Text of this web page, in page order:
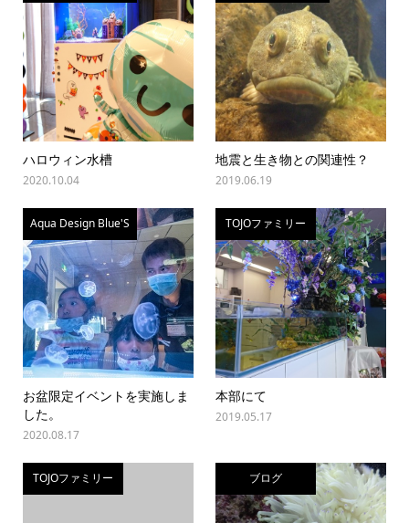
ハロウィン水槽
2020.10.04
地震と生き物との関連性？
2019.06.19
Aqua Design Blue'S
お盆限定イベントを実施しま
した。
2020.08.17
TOJOファミリー
本部にて
2019.05.17
TOJOファミリー ブログ